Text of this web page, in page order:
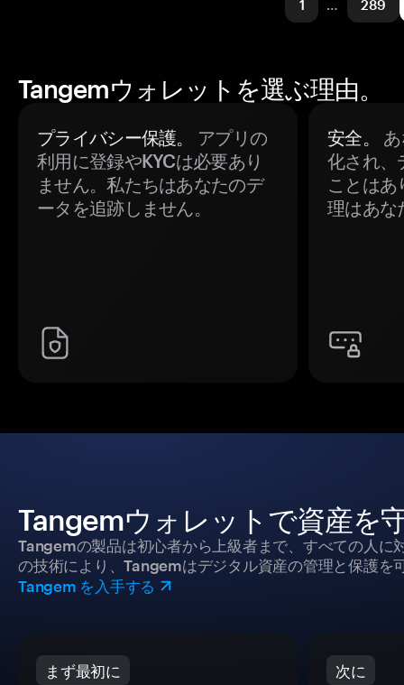
1 … 289
Tangemウォレットを選ぶ理由。
プライバシー保護。
アプリの
利用に登録やKYCは必要あり
ません。私たちはあなたのデ
ータを追跡しません。
安全。
化され、
ことはあ
理はあな
Tangemウォレットで資産を
Tangemの製品は初心者から上級者まで、すべての人に
の技術により、Tangemはデジタル資産の管理と保護を
Tangem を入手する
まず最初に 次に